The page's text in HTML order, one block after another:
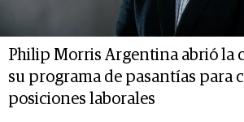
Philip Morris Argentina abrió la
su programa de pasantías para
posiciones laborales